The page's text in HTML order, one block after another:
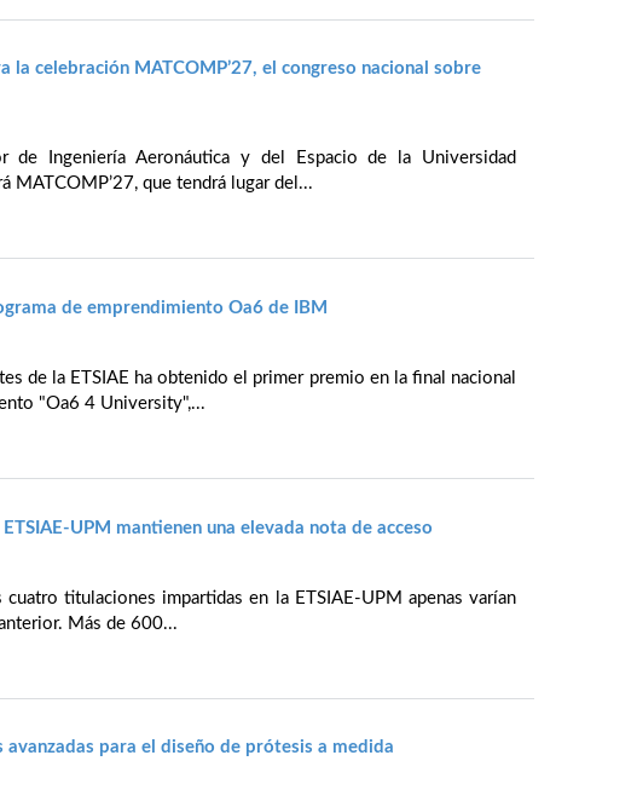
la celebración MATCOMP’27, el congreso nacional sobre
de Ingeniería Aeronáutica y del Espacio de la Universidad
MATCOMP’27, que tendrá lugar del...
de emprendimiento Oa6 de IBM
de la ETSIAE ha obtenido el primer premio en la final nacional
"Oa6 4 University",...
UPM mantienen una elevada nota de acceso
cuatro titulaciones impartidas en la ETSIAE-UPM apenas varían
Más de 600...
avanzadas para el diseño de prótesis a medida